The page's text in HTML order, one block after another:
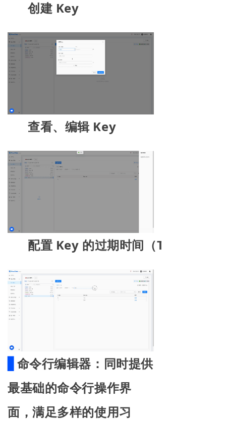
创建 Key
查看、编辑 Key
配置 Key 的过期时间（TTL）、删
命令行编辑器： 同时提供
最基础的命令行操作界
面，满足多样的使用习